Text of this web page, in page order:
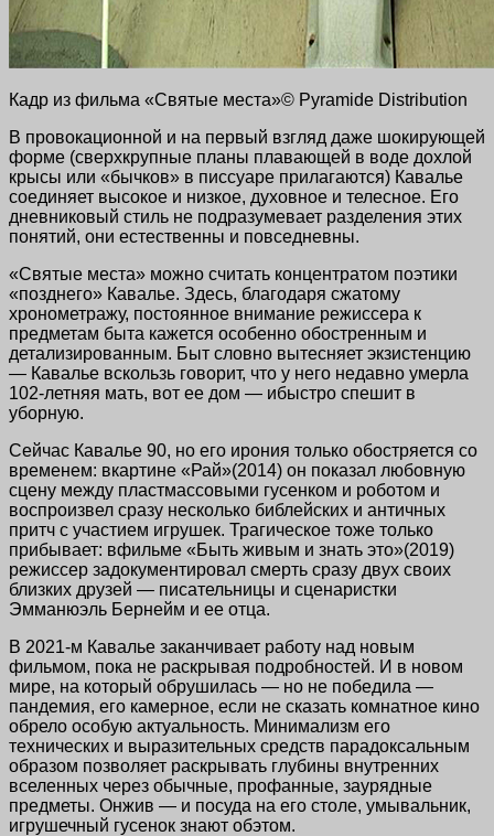
Кадр из фильма «Святые места»© Pyramide Distribution
В провокационной и на первый взгляд даже шокирующей
форме (сверхкрупные планы плавающей в воде дохлой
крысы или «бычков» в писсуаре прилагаются) Кавалье
соединяет высокое и низкое, духовное и телесное. Его
дневниковый стиль не подразумевает разделения этих
понятий, они естественны и повседневны.
«Святые места» можно считать концентратом поэтики
«позднего» Кавалье. Здесь, благодаря сжатому
хронометражу, постоянное внимание режиссера к
предметам быта кажется особенно обостренным и
детализированным. Быт словно вытесняет экзистенцию
— Кавалье вскользь говорит, что у него недавно умерла
102-летняя мать, вот ее дом — ибыстро спешит в
уборную.
Сейчас Кавалье 90, но его ирония только обостряется со
временем: вкартине «Рай»(2014) он показал любовную
сцену между пластмассовыми гусенком и роботом и
воспроизвел сразу несколько библейских и античных
притч с участием игрушек. Трагическое тоже только
прибывает: вфильме «Быть живым и знать это»(2019)
режиссер задокументировал смерть сразу двух своих
близких друзей — писательницы и сценаристки
Эмманюэль Бернейм и ее отца.
В 2021-м Кавалье заканчивает работу над новым
фильмом, пока не раскрывая подробностей. И в новом
мире, на который обрушилась — но не победила —
пандемия, его камерное, если не сказать комнатное кино
обрело особую актуальность. Минимализм его
технических и выразительных средств парадоксальным
образом позволяет раскрывать глубины внутренних
вселенных через обычные, профанные, заурядные
предметы. Онжив — и посуда на его столе, умывальник,
игрушечный гусенок знают обэтом.